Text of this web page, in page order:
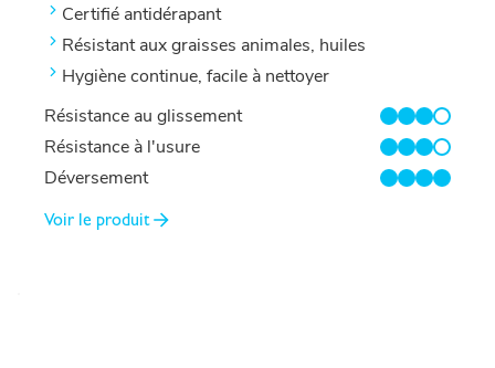
Certifié antidérapant
Résistant aux graisses animales, huiles
Hygiène continue, facile à nettoyer
Résistance au glissement
3/4
Résistance à l'usure
3/4
Déversement
4/4
Voir le produit